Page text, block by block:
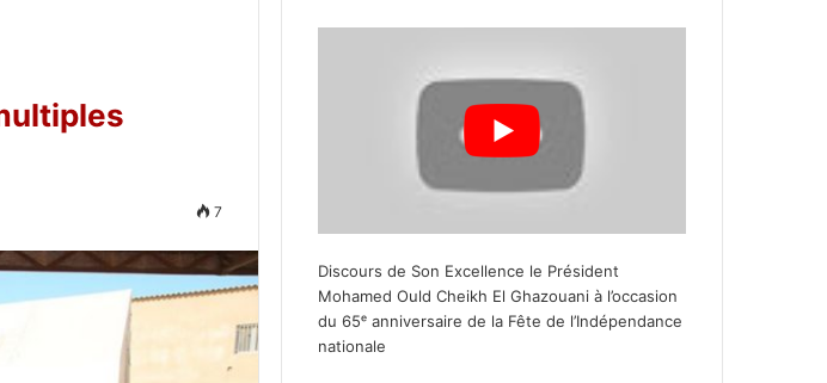
7
Discours de Son Excellence le Président
Mohamed Ould Cheikh El Ghazouani à l’occasion
du 65ᵉ anniversaire de la Fête de l’Indépendance
nationale